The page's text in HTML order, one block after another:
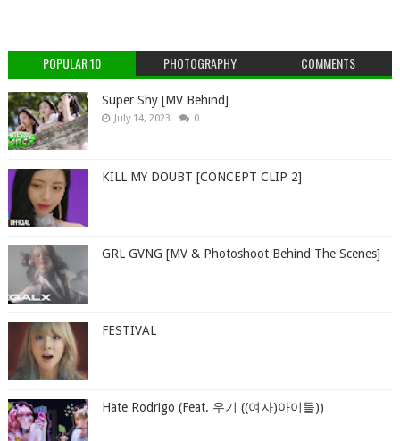
POPULAR 10 PHOTOGRAPHY COMMENTS
Super Shy [MV Behind]
July 14, 2023 0
KILL MY DOUBT [CONCEPT CLIP 2]
GRL GVNG [MV & Photoshoot Behind The Scenes]
FESTIVAL
Hate Rodrigo (Feat. 우기 ((여자)아이들))